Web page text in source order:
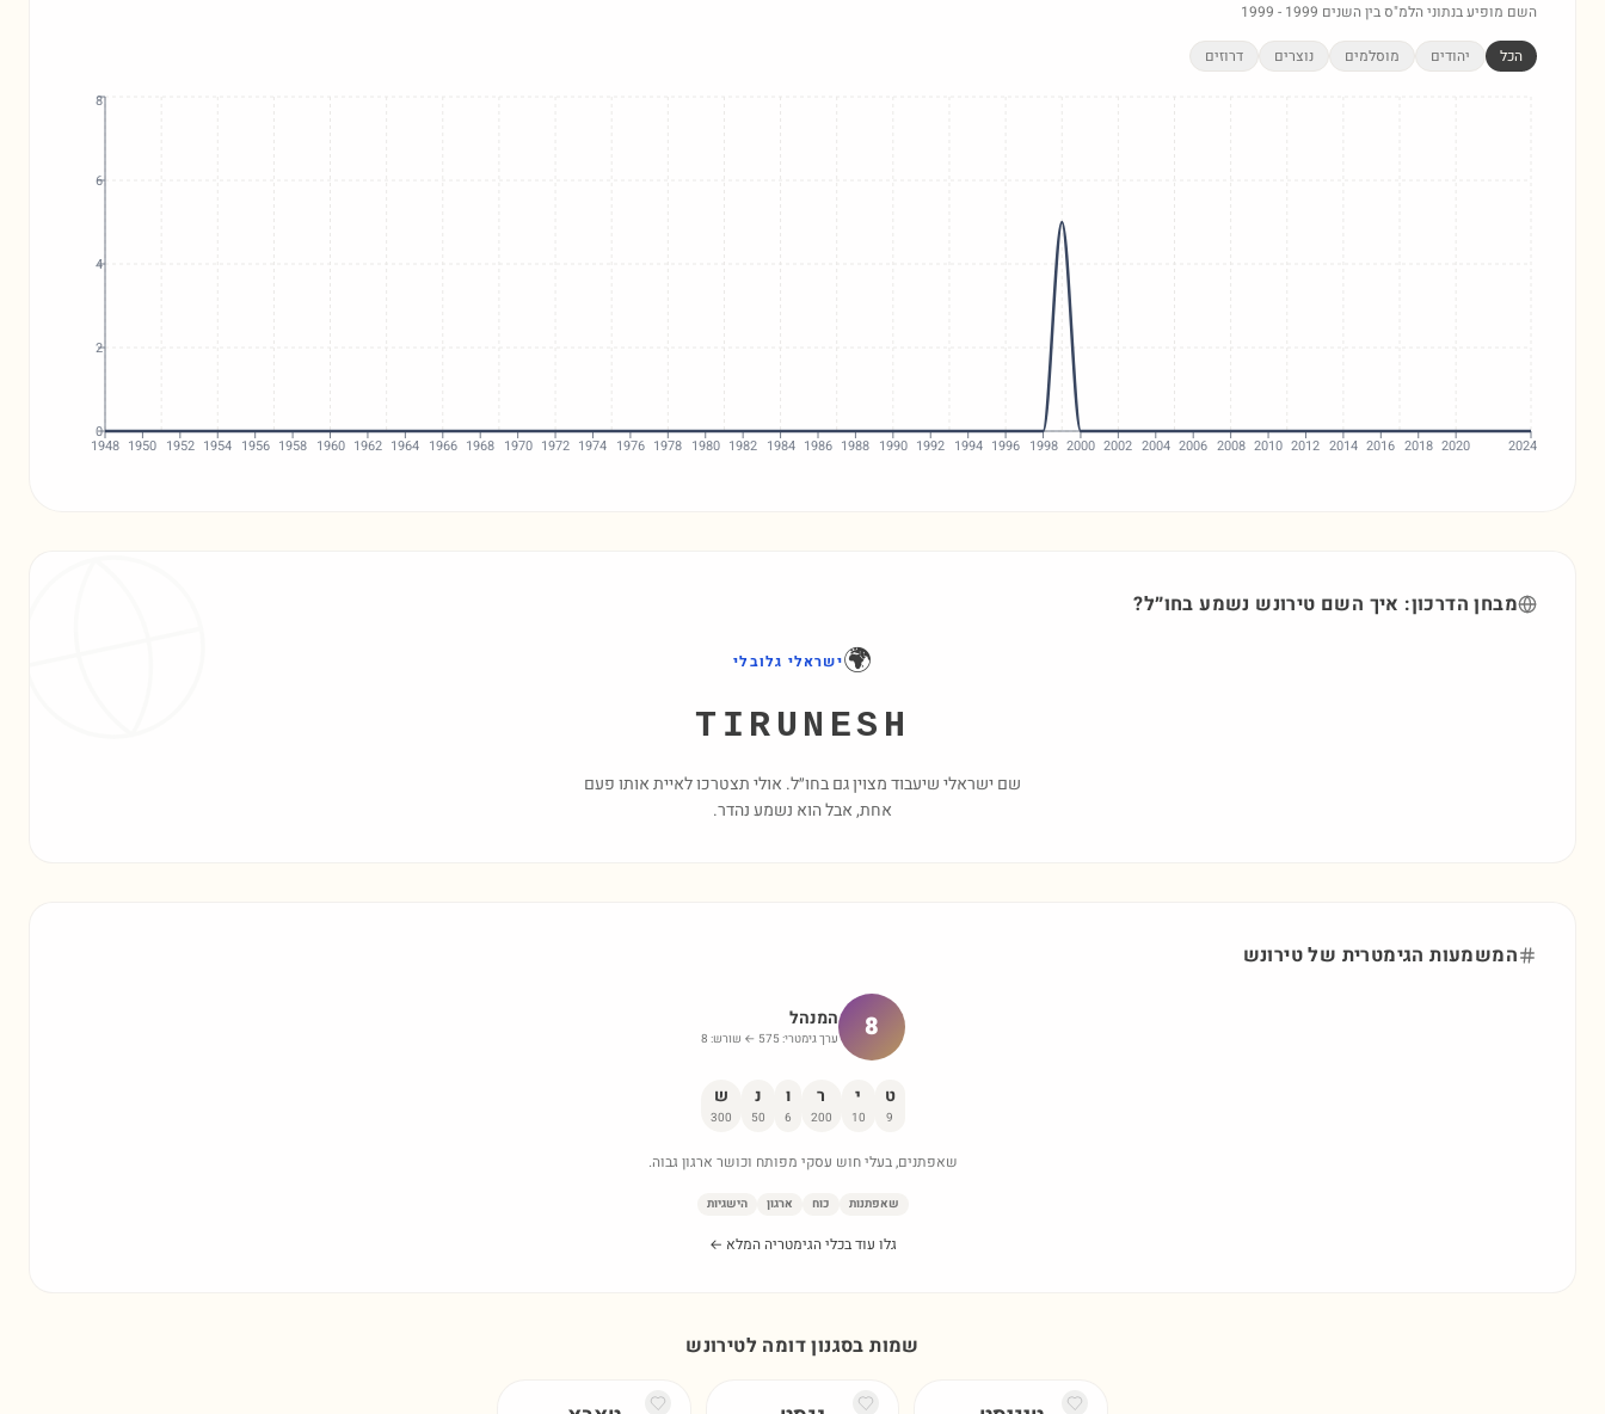
השם מופיע בנתוני הלמ"ס בין השנים 1999 - 1999
הכל יהודים מוסלמים נוצרים דרוזים
1948 1950 1952 1954 1956 1958 1960 1962 1964 1966 1968 1970 1972 1974 1976 1978 1980 1982 1984 1986 1988 1990 1992 1994 1996 1998 2000 2002 2004 2006 2008 2010 2012 2014 2016 2018 2020 2024
0
2
4
6
8
מבחן הדרכון: איך השם טירונש נשמע בחו״ל?
🌍ישראלי גלובלי
TIRUNESH
שם ישראלי שיעבוד מצוין גם בחו״ל. אולי תצטרכו לאיית אותו פעם
אחת, אבל הוא נשמע נהדר.
המשמעות הגימטרית שלטירונש
8 המנהל
ערך גימטרי: 575 ← שורש: 8
ט
9
י
10
ר
200
ו
6
נ
50
ש
300
שאפתנים, בעלי חוש עסקי מפותח וכושר ארגון גבוה.
שאפתנות כוח ארגון הישגיות
גלו עוד בכלי הגימטריה המלא ←
שמות בסגנון דומה לטירונש